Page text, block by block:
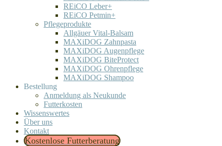
REiCO Leber+
REiCO Petmin+
Pflegeprodukte
Allgäuer Vital-Balsam
MAXiDOG Zahnpasta
MAXiDOG Augenpflege
MAXiDOG BiteProtect
MAXiDOG Ohrenpflege
MAXiDOG Shampoo
Bestellung
Anmeldung als Neukunde
Futterkosten
Wissenswertes
Über uns
Kontakt
Kostenlose Futterberatung